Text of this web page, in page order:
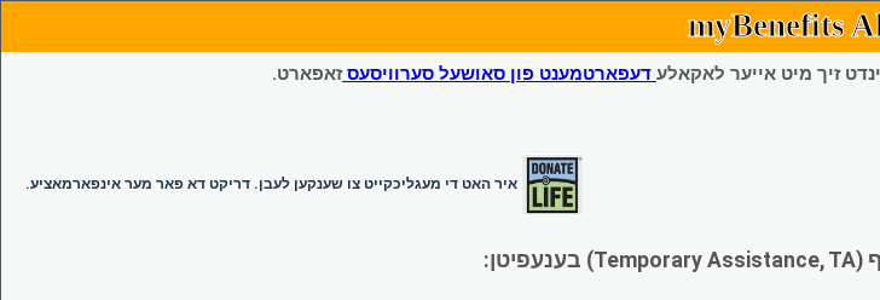
myBenefits
זיך מיט אייער לאקאלע דעפארטמענט פון סאושעל סערוויסעסזאפארט.
איר האט די מעגליכקייט צו שענקען לעבן. דריקט דא פאר מער אינפארמאציע.